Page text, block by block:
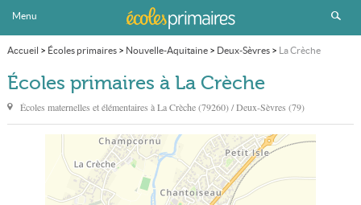
Menu
Accueil > Écoles primaires> Nouvelle-Aquitaine> Deux-Sèvres> La Crèche
Écoles primaires à La Crèche
Écoles maternelles et élémentaires àLa Crèche(79260) / Deux-Sèvres (79)